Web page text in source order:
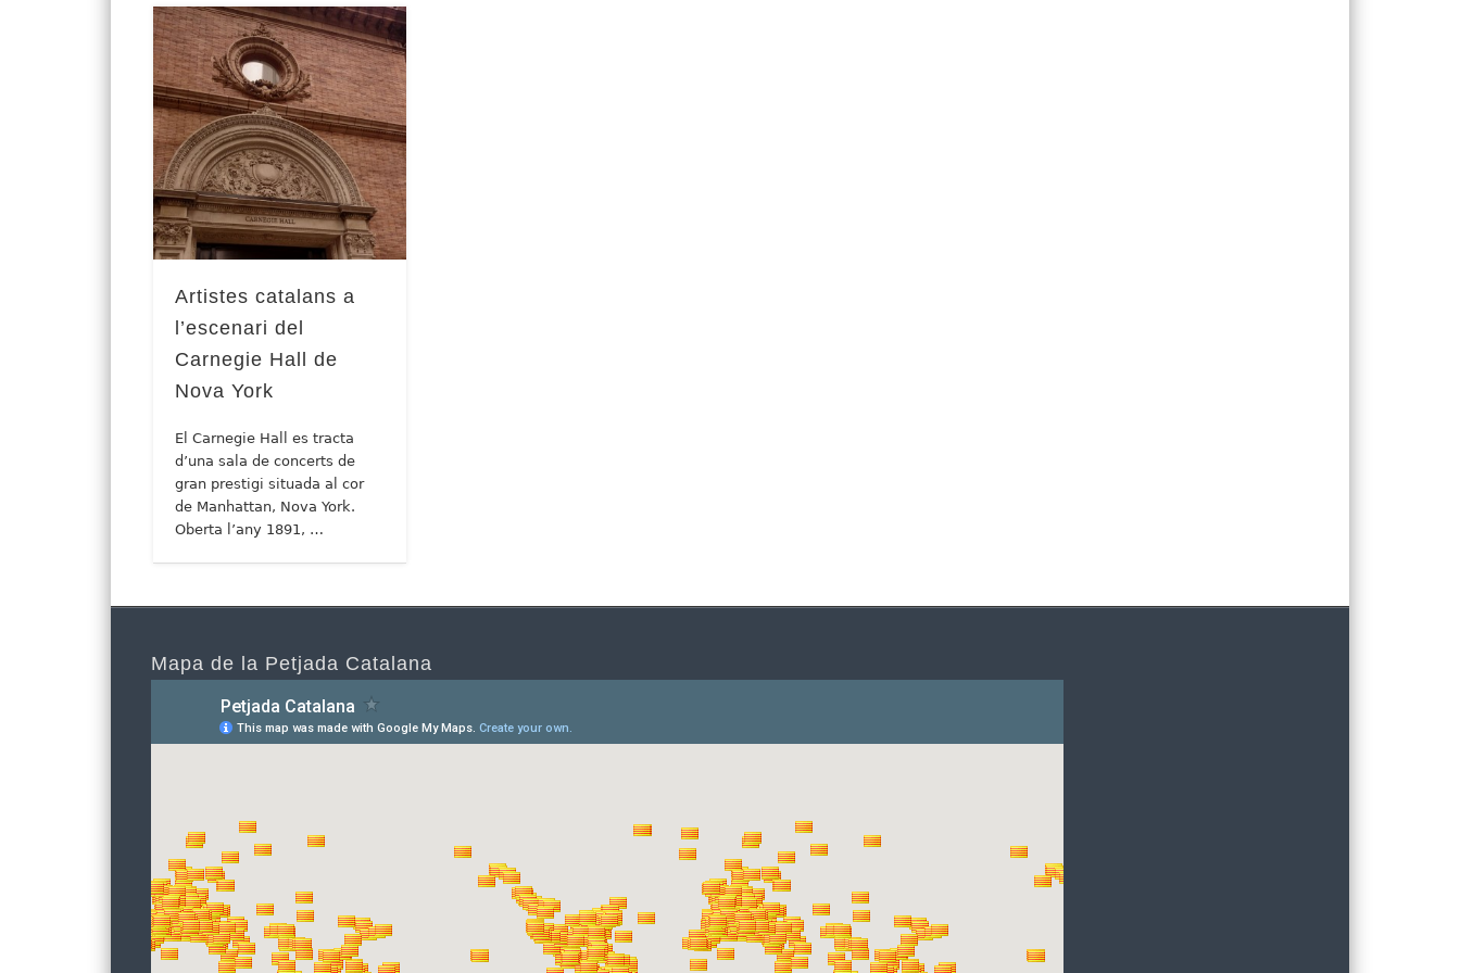
Artistes catalans a
l’escenari del
Carnegie Hall de
Nova York
El Carnegie Hall es tracta
d’una sala de concerts de
gran prestigi situada al cor
de Manhattan, Nova York.
Oberta l’any 1891, …
Mapa de la Petjada Catalana